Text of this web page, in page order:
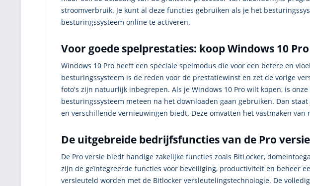
stroomverbruik. Je kunt al deze functies gebruiken als je het
besturingssysteem online te activeren.
Voor goede spelprestaties: koop Windows 10 Pro
Windows 10 Pro heeft een speciale spelmodus die voor een betere en
besturingssysteem is de reden voor de prestatiewinst en zet de vorige
foto's zijn natuurlijk inbegrepen. Als je Windows 10 Pro wilt kopen, is
besturingssysteem meteen na het downloaden gaan gebruiken. Dan
en verschillende vernieuwingen biedt. Deze omvatten het vastmaken
De uitgebreide bedrijfsfuncties van de Pro versie
De Pro versie biedt handige zakelijke functies zoals BitLocker,
zijn de geïntegreerde functies voor beveiliging, productiviteit en beheer
versleuteld worden met de Bitlocker versleutelingstechnologie. De